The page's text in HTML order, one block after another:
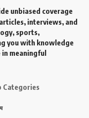
unbiased coverage
interviews, and
sports,
you with knowledge
in meaningful
Categories